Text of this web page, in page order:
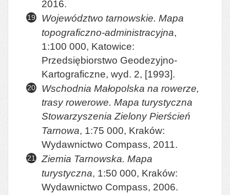
2016.
Województwo tarnowskie. Mapa
topograficzno-administracyjna,
1:100 000, Katowice:
Przedsiębiorstwo Geodezyjno-
Kartograficzne, wyd. 2, [1993].
Wschodnia Małopolska na rowerze,
trasy rowerowe. Mapa turystyczna
Stowarzyszenia Zielony Pierścień
Tarnowa, 1:75 000, Kraków:
Wydawnictwo Compass, 2011.
Ziemia Tarnowska. Mapa
turystyczna, 1:50 000, Kraków:
Wydawnictwo Compass, 2006.